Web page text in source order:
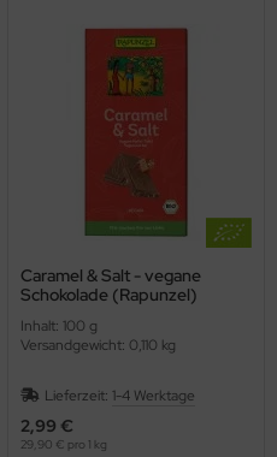
Caramel & Salt - vegane
Schokolade (Rapunzel)
Inhalt: 100 g
Versandgewicht: 0,110 kg
Lieferzeit: 1-4 Werktage
2,99 €
29,90 € pro 1 kg